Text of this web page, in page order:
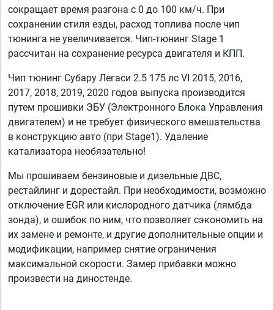
сокращает время разгона с 0 до 100 км/ч. При
сохранении стиля езды, расход топлива после чип
тюнинга не увеличивается. Чип-тюнинг Stage 1
рассчитан на сохранение ресурса двигателя и КПП.
Чип тюнинг Субару Легаси 2.5 175 лс VI 2015, 2016,
2017, 2018, 2019, 2020 годов выпуска производится
путем прошивки ЭБУ (Электронного Блока Управления
двигателем) и не требует физического вмешательства
в конструкцию авто (при Stage1). Удаление
катализатора необязательно!
Мы прошиваем бензиновые и дизельные ДВС,
рестайлинг и дорестайл. При необходимости, возможно
отключение EGR или кислородного датчика (лямбда
зонда), и ошибок по ним, что позволяет сэкономить на
их замене и ремонте, и другие дополнительные опции и
модификации, например снятие ограничения
максимальной скорости. Замер прибавки можно
произвести на диностенде.